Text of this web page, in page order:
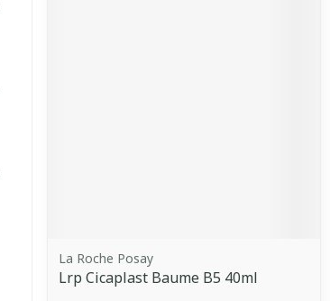
La Roche Posay
Lrp Cicaplast Baume B5 40ml